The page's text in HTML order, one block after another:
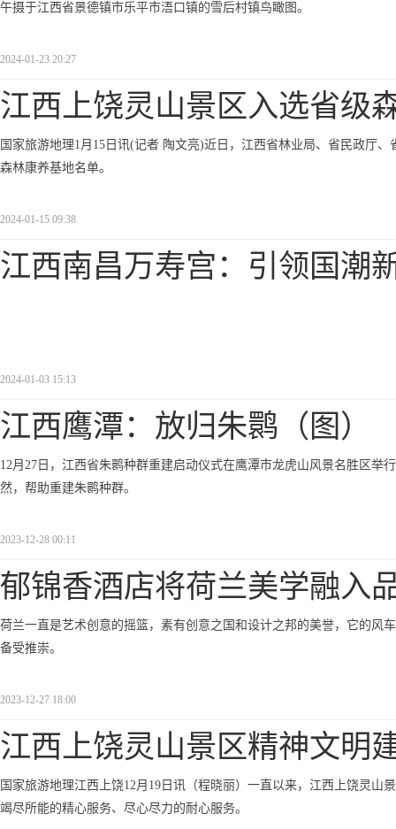
午摄于江西省景德镇市乐平市浯口镇的雪后村镇鸟瞰图。
2024-01-23 20:27
江西上饶灵山景区入选省级
国家旅游地理1月15日讯(记者 陶文亮)近日，江西省林业局、省民政厅
森林康养基地名单。
2024-01-15 09:38
江西南昌万寿宫：引领国潮
2024-01-03 15:13
江西鹰潭：放归朱鹮（图）
12月27日，江西省朱鹮种群重建启动仪式在鹰潭市龙虎山风景名胜区举
然，帮助重建朱鹮种群。
2023-12-28 00:11
郁锦香酒店将荷兰美学融入
荷兰一直是艺术创意的摇篮，素有创意之国和设计之邦的美誉，它的风
备受推崇。
2023-12-27 18:00
江西上饶灵山景区精神文明
国家旅游地理江西上饶12月19日讯（程晓丽）一直以来，江西上饶灵山
竭尽所能的精心服务、尽心尽力的耐心服务。